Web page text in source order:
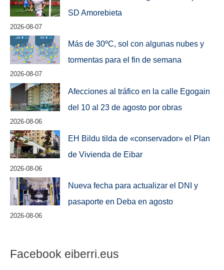
SD Amorebieta
2026-08-07
Más de 30ºC, sol con algunas nubes y
tormentas para el fin de semana
2026-08-07
Afecciones al tráfico en la calle Egogain
del 10 al 23 de agosto por obras
2026-08-06
EH Bildu tilda de «conservador» el Plan
de Vivienda de Eibar
2026-08-06
Nueva fecha para actualizar el DNI y
pasaporte en Deba en agosto
2026-08-06
Facebook eiberri.eus